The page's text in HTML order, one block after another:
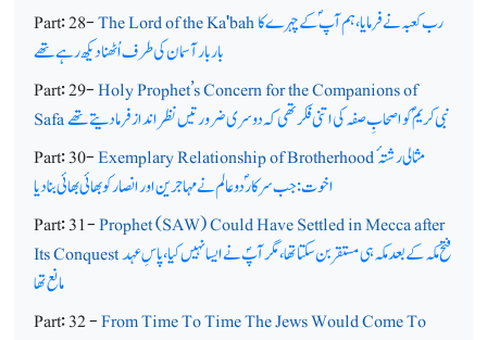
Part: 28-The Lord of the Ka'bahرب کعبہ نے فرمایا، ہم آپ ؐکے چہرے کا
بار بار آسمان کی طرف اُٹھنا دیکھ رہے تھے
Part: 29-Holy Prophet’s Concern for the Companions of
Safaنبی کریمؐ کو اصحابِ صفہ کی اتنی فکر تھی کہ دوسری ضرورتیں نظر انداز فرمادیتے تھے
Part: 30-Exemplary Relationship of Brotherhoodمثالی رشتہ ٔ
اخوت: جب سرکار ؐدو عالم نے مہاجرین اور انصار کو بھائی بھائی بنا دیا
Part: 31-Prophet (SAW) Could Have Settled in Mecca after
Its Conquestفتح مکہ کے بعد مکہ ہی مستقر بن سکتا تھا، مگر آپؐ نے ایسا نہیں کیا، پاسِ عہد
مانع تھا
Part: 32 -From Time To Time The Jews Would Come To